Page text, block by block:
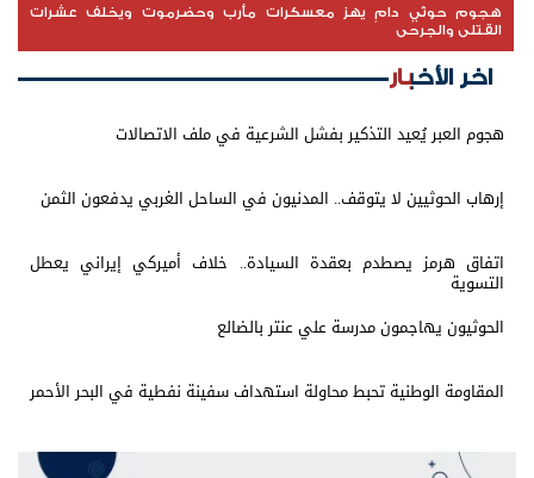
هجوم حوثي دامٍ يهز معسكرات مأرب وحضرموت ويخلف عشرات
القتلى والجرحى
اخر الأخبار
هجوم العبر يُعيد التذكير بفشل الشرعية في ملف الاتصالات
إرهاب الحوثيين لا يتوقف.. المدنيون في الساحل الغربي يدفعون الثمن
اتفاق هرمز يصطدم بعقدة السيادة.. خلاف أميركي إيراني يعطل
التسوية
الحوثيون يهاجمون مدرسة علي عنتر بالضالع
المقاومة الوطنية تحبط محاولة استهداف سفينة نفطية في البحر الأحمر